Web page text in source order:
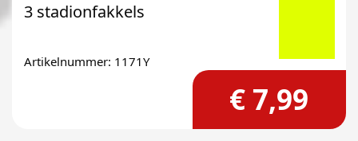
3 stadionfakkels
Artikelnummer: 1171Y
€ 7,99